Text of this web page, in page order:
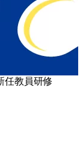
教員研修